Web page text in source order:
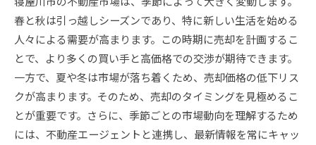
春と秋は引っ越しシーズンであり、特に新しい生活を始める
人々による需要が高まります。この時期に売却を計画するこ
とで、より多くの買い手と高価格での交渉が期待できます。
一方で、夏や冬は市場が落ち着くため、売却価格の低下リス
クが高まります。そのため、売却のタイミングを見極めるこ
とが重要です。さらに、季節ごとの市場動向を理解するため
には、不動産エージェントと連携し、最新情報を常にキャッ